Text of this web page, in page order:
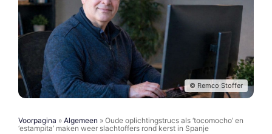
© Remco Stoffer
Voorpagina » Algemeen » Oude oplichtingstrucs als ‘tocomocho’ en
‘estampita’ maken weer slachtoffers rond kerst in Spanje